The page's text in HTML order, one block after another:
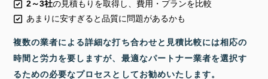
2～3社の見積もりを取得し、費用・プランを比較
あまりに安すぎると品質に問題があるかも
複数の業者による詳細な打ち合わせと見積比較には相応の
時間と労力を要しますが、最適なパートナー業者を選択す
るための必要なプロセスとしてお勧めいたします。